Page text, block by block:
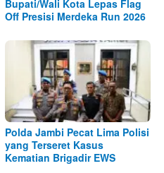
Bupati/Wali Kota Lepas Flag
Off Presisi Merdeka Run 2026
Polda Jambi Pecat Lima Polisi
yang Terseret Kasus
Kematian Brigadir EWS